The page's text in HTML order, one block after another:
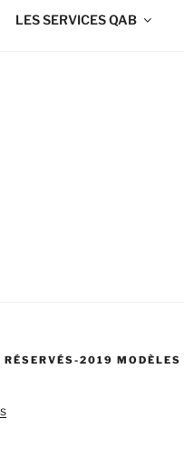
LES SERVICES QAB
2019 MODÈLES